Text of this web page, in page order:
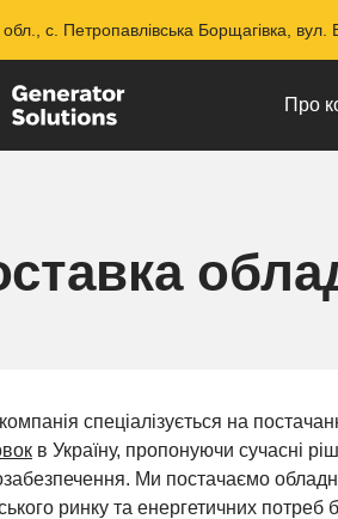
обл., с. Петропавлівська Борщагівка,
Про
спеціалізується на
в Україну, пропонуючи сучасні
Ми постачаємо
ринку та енергетичних потреб